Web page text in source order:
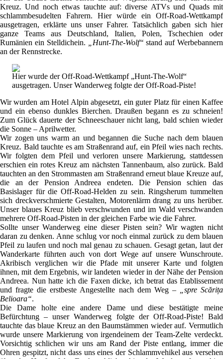
Kreuz. Und noch etwas tauchte auf: diverse ATVs und Quads mit
schlammbesudelten Fahrern. Hier würde ein Off-Road-Wettkampf
ausgetragen, erklärte uns unser Fahrer. Tatsächlich gaben sich hier
ganze Teams aus Deutschland, Italien, Polen, Tschechien oder
Rumänien ein Stelldichein.
„Hunt-The-Wolf“ stand auf Werbebannern
an der Rennstrecke.
Hier wurde der Off-Road-Wettkampf „Hunt-The-Wolf“
ausgetragen. Unser Wanderweg folgte der Off-Road-Piste!
Wir wurden am Hotel Alpin abgesetzt, ein guter Platz für einen Kaffee
und ein ebenso dunkles Bierchen. Draußen begann es zu schneien!
Zum Glück dauerte der Schneeschauer nicht lang, bald schien wieder
die Sonne – Aprilwetter.
Wir zogen uns warm an und begannen die Suche nach dem blauen
Kreuz. Bald tauchte es am Straßenrand auf, ein Pfeil wies nach rechts.
Wir folgten dem Pfeil und verloren unsere Markierung, stattdessen
erschien ein rotes Kreuz am nächsten Tannenbaum, also zurück. Bald
tauchten an den Strommasten am Straßenrand erneut blaue Kreuze auf,
die an der Pension Andreea endeten. Die Pension schien das
Basislager für die Off-Road-Helden zu sein. Ringsherum tummelten
sich dreckverschmierte Gestalten, Motorenlärm drang zu uns herüber.
Unser blaues Kreuz blieb verschwunden und im Wald verschwanden
mehrere Off-Road-Pisten in der gleichen Farbe wie die Fahrer.
Sollte unser Wanderweg eine dieser Pisten sein? Wir wagten nicht
daran zu denken. Anne schlug vor noch einmal zurück zu dem blauen
Pfeil zu laufen und noch mal genau zu schauen. Gesagt getan, laut der
Wanderkarte führten auch von dort Wege auf unsere Wunschroute.
Akribisch verglichen wir die Pfade mit unserer Karte und folgten
ihnen, mit dem Ergebnis, wir landeten wieder in der Nähe der Pension
Andreea. Nun hatte ich die Faxen dicke, ich betrat das Etablissement
und fragte die erstbeste Angestellte nach dem Weg –
„spre Scărița
Belioara“.
Die Dame holte eine andere Dame und diese bestätigte meine
Befürchtung – unser Wanderweg folgte der Off-Road-Piste! Bald
tauchte das blaue Kreuz an den Baumstämmen wieder auf. Vermutlich
wurde unsere Markierung von irgendeinem der Team-Zelte verdeckt.
Vorsichtig schlichen wir uns am Rand der Piste entlang, immer die
Ohren gespitzt, nicht dass uns eines der Schlammvehikel aus versehen